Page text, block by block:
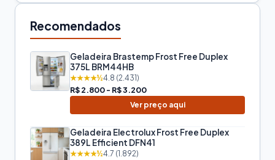
Recomendados
Geladeira Brastemp Frost Free Duplex
375L BRM44HB
★★★★½4.8 (2.431)
R$ 2.800 - R$ 3.200
Ver preço aqui
Geladeira Electrolux Frost Free Duplex
389L Efficient DFN41
★★★★½4.7 (1.892)